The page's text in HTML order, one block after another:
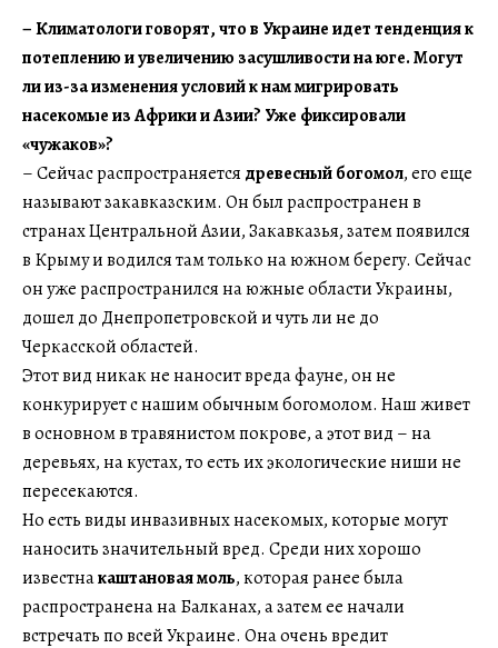
–​​​​​​​ Климатологи говорят, что в Украине идет тенденция к
потеплению и увеличению засушливости на юге. Могут
ли из-за изменения условий к нам мигрировать
насекомые из Африки и Азии? Уже фиксировали
«чужаков»?
– Сейчас распространяется древесный богомол, его еще
называют закавказским. Он был распространен в
странах Центральной Азии, Закавказья, затем появился
в Крыму и водился там только на южном берегу. Сейчас
он уже распространился на южные области Украины,
дошел до Днепропетровской и чуть ли не до
Черкасской областей.
Этот вид никак не наносит вреда фауне, он не
конкурирует с нашим обычным богомолом. Наш живет
в основном в травянистом покрове, а этот вид – на
деревьях, на кустах, то есть их экологические ниши не
пересекаются.
Но есть виды инвазивных насекомых, которые могут
наносить значительный вред. Среди них хорошо
известнакаштановая моль, которая ранее была
распространена на Балканах, а затем ее начали
встречать по всей Украине. Она очень вредит